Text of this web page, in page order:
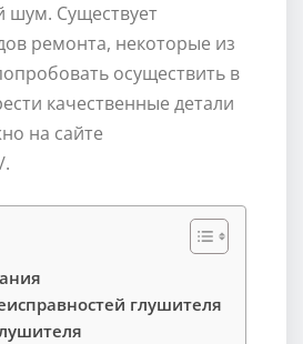
шум. Существует
ремонта, некоторые из
осуществить в
качественные детали
на сайте
глушителя